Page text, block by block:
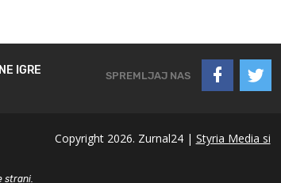
IGRE
SPREMLJAJ NAS
Copyright 2026. Zurnal24 | Styria Media si
strani.